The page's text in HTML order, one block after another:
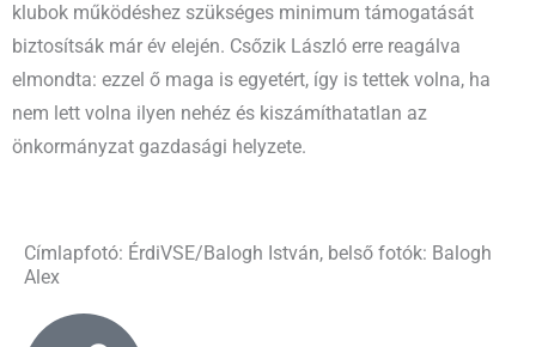
klubok működéshez szükséges minimum támogatását
biztosítsák már év elején. Csőzik László erre reagálva
elmondta: ezzel ő maga is egyetért, így is tettek volna, ha
nem lett volna ilyen nehéz és kiszámíthatatlan az
önkormányzat gazdasági helyzete.
Címlapfotó: ÉrdiVSE/Balogh István, belső fotók: Balogh
Alex